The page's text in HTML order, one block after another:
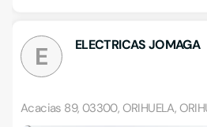
E ELECTRICAS JOMAGA
Acacias 89, 03300, ORIHUELA,